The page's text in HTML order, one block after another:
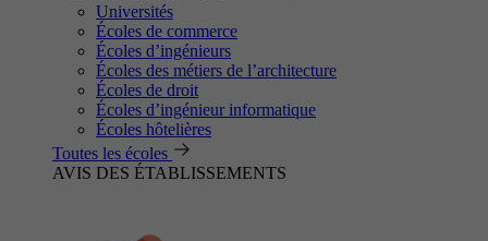
Universités
Écoles de commerce
Écoles d’ingénieurs
Écoles des métiers de l’architecture
Écoles de droit
Écoles d’ingénieur informatique
Écoles hôtelières
Toutes les écoles
AVIS DES ÉTABLISSEMENTS